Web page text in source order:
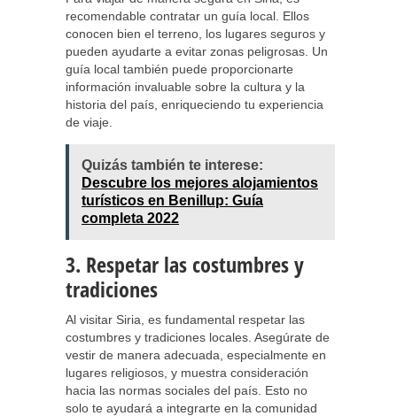
recomendable contratar un guía local. Ellos
conocen bien el terreno, los lugares seguros y
pueden ayudarte a evitar zonas peligrosas. Un
guía local también puede proporcionarte
información invaluable sobre la cultura y la
historia del país, enriqueciendo tu experiencia
de viaje.
Quizás también te interese:
Descubre los mejores alojamientos
turísticos en Benillup: Guía
completa 2022
3. Respetar las costumbres y
tradiciones
Al visitar Siria, es fundamental respetar las
costumbres y tradiciones locales. Asegúrate de
vestir de manera adecuada, especialmente en
lugares religiosos, y muestra consideración
hacia las normas sociales del país. Esto no
solo te ayudará a integrarte en la comunidad